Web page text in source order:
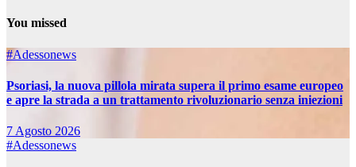
You missed
#Adessonews
Psoriasi, la nuova pillola mirata supera il primo esame europeo
e apre la strada a un trattamento rivoluzionario senza iniezioni
7 Agosto 2026
#Adessonews